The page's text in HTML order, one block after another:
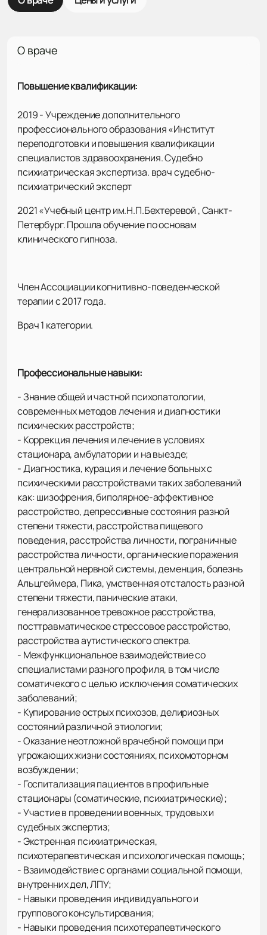
О враче
Повышение квалификации:
2019 - Учреждение дополнительного
профессионального образования «Институт
переподготовки и повышения квалификации
специалистов здравоохранения. Судебно
психиатрическая экспертиза. врач судебно-
психиатрический эксперт
2021 «Учебный центр им.Н.П.Бехтеревой , Санкт-
Петербург. Прошла обучение по основам
клинического гипноза.
Член Ассоциации когнитивно-поведенческой
терапии с 2017 года.
Врач 1 категории.
Профессиональные навыки:
- Знание общей и частной психопатологии,
современных методов лечения и диагностики
психических расстройств;
- Коррекция лечения и лечение в условиях
стационара, амбулатории и на выезде;
- Диагностика, курация и лечение больных с
психическими расстройствами таких заболеваний
как: шизофрения, биполярное-аффективное
расстройство, депрессивные состояния разной
степени тяжести, расстройства пищевого
поведения, расстройства личности, пограничные
расстройства личности, органические поражения
центральной нервной системы, деменция, болезнь
Альцгеймера, Пика, умственная отсталость разной
степени тяжести, панические атаки,
генерализованное тревожное расстройства,
посттравматическое стрессовое расстройство,
расстройства аутистического спектра.
- Межфункциональное взаимодействие со
специалистами разного профиля, в том числе
соматичекого с целью исключения соматических
заболеваний;
- Купирование острых психозов, делириозных
состояний различной этиологии;
- Оказание неотложной врачебной помощи при
угрожающих жизни состояниях, психомоторном
возбуждении;
- Госпитализация пациентов в профильные
стационары (соматические, психиатрические);
- Участие в проведении военных, трудовых и
судебных экспертиз;
- Экстренная психиатрическая,
психотерапевтическая и психологическая помощь;
- Взаимодействие с органами социальной помощи,
внутренних дел, ЛПУ;
- Навыки проведения индивидуального и
группового консультирования;
- Навыки проведения психотерапевтического